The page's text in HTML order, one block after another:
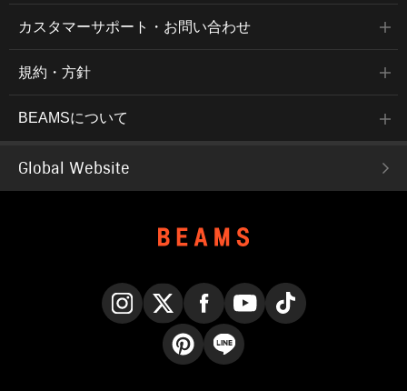
カスタマーサポート・お問い合わせ
規約・方針
BEAMSについて
Global Website